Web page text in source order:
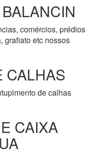
comércios, prédios
grafiato etc nossos
CALHAS
de calhas
CAIXA